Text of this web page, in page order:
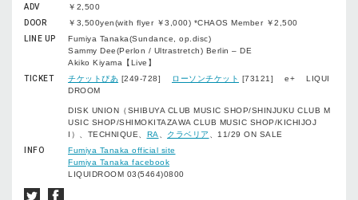
ADV
￥2,500
DOOR
￥3,500yen(with flyer ￥3,000) *CHAOS Member ￥2,500
LINE UP
Fumiya Tanaka(Sundance, op.disc)
Sammy Dee(Perlon / Ultrastretch) Berlin – DE
Akiko Kiyama【Live】
TICKET
チケットぴあ [249-728] ローソンチケット [73121] e+ LIQUI
DROOM
DISK UNION（SHIBUYA CLUB MUSIC SHOP/SHINJUKU CLUB M
USIC SHOP/SHIMOKITAZAWA CLUB MUSIC SHOP/KICHIJOJ
I）、TECHNIQUE、 RA クラベリア
、11/29 ON SALE
INFO
Fumiya Tanaka official site
Fumiya Tanaka facebook
LIQUIDROOM 03(5464)0800